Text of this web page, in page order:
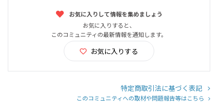
お気に入りして情報を集めましょう
お気に入りすると、
このコミュニティの最新情報を通知します。
お気に入りする
特定商取引法に基づく表記
このコミュニティへの取材や問題報告等はこちら